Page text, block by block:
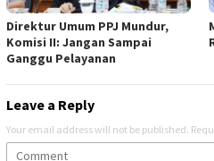
Direktur Umum PPJ Mundur,
Komisi II: Jangan Sampai
Ganggu Pelayanan
Leave a Reply
Your email address will not be published.